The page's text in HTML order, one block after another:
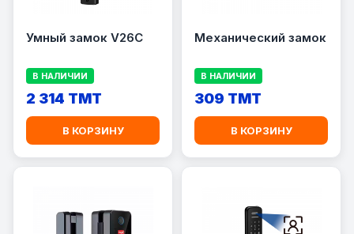
Умный замок V26C
В НАЛИЧИИ
2 314 TMT
В КОРЗИНУ
Механический замок
В НАЛИЧИИ
309 TMT
В КОРЗИНУ